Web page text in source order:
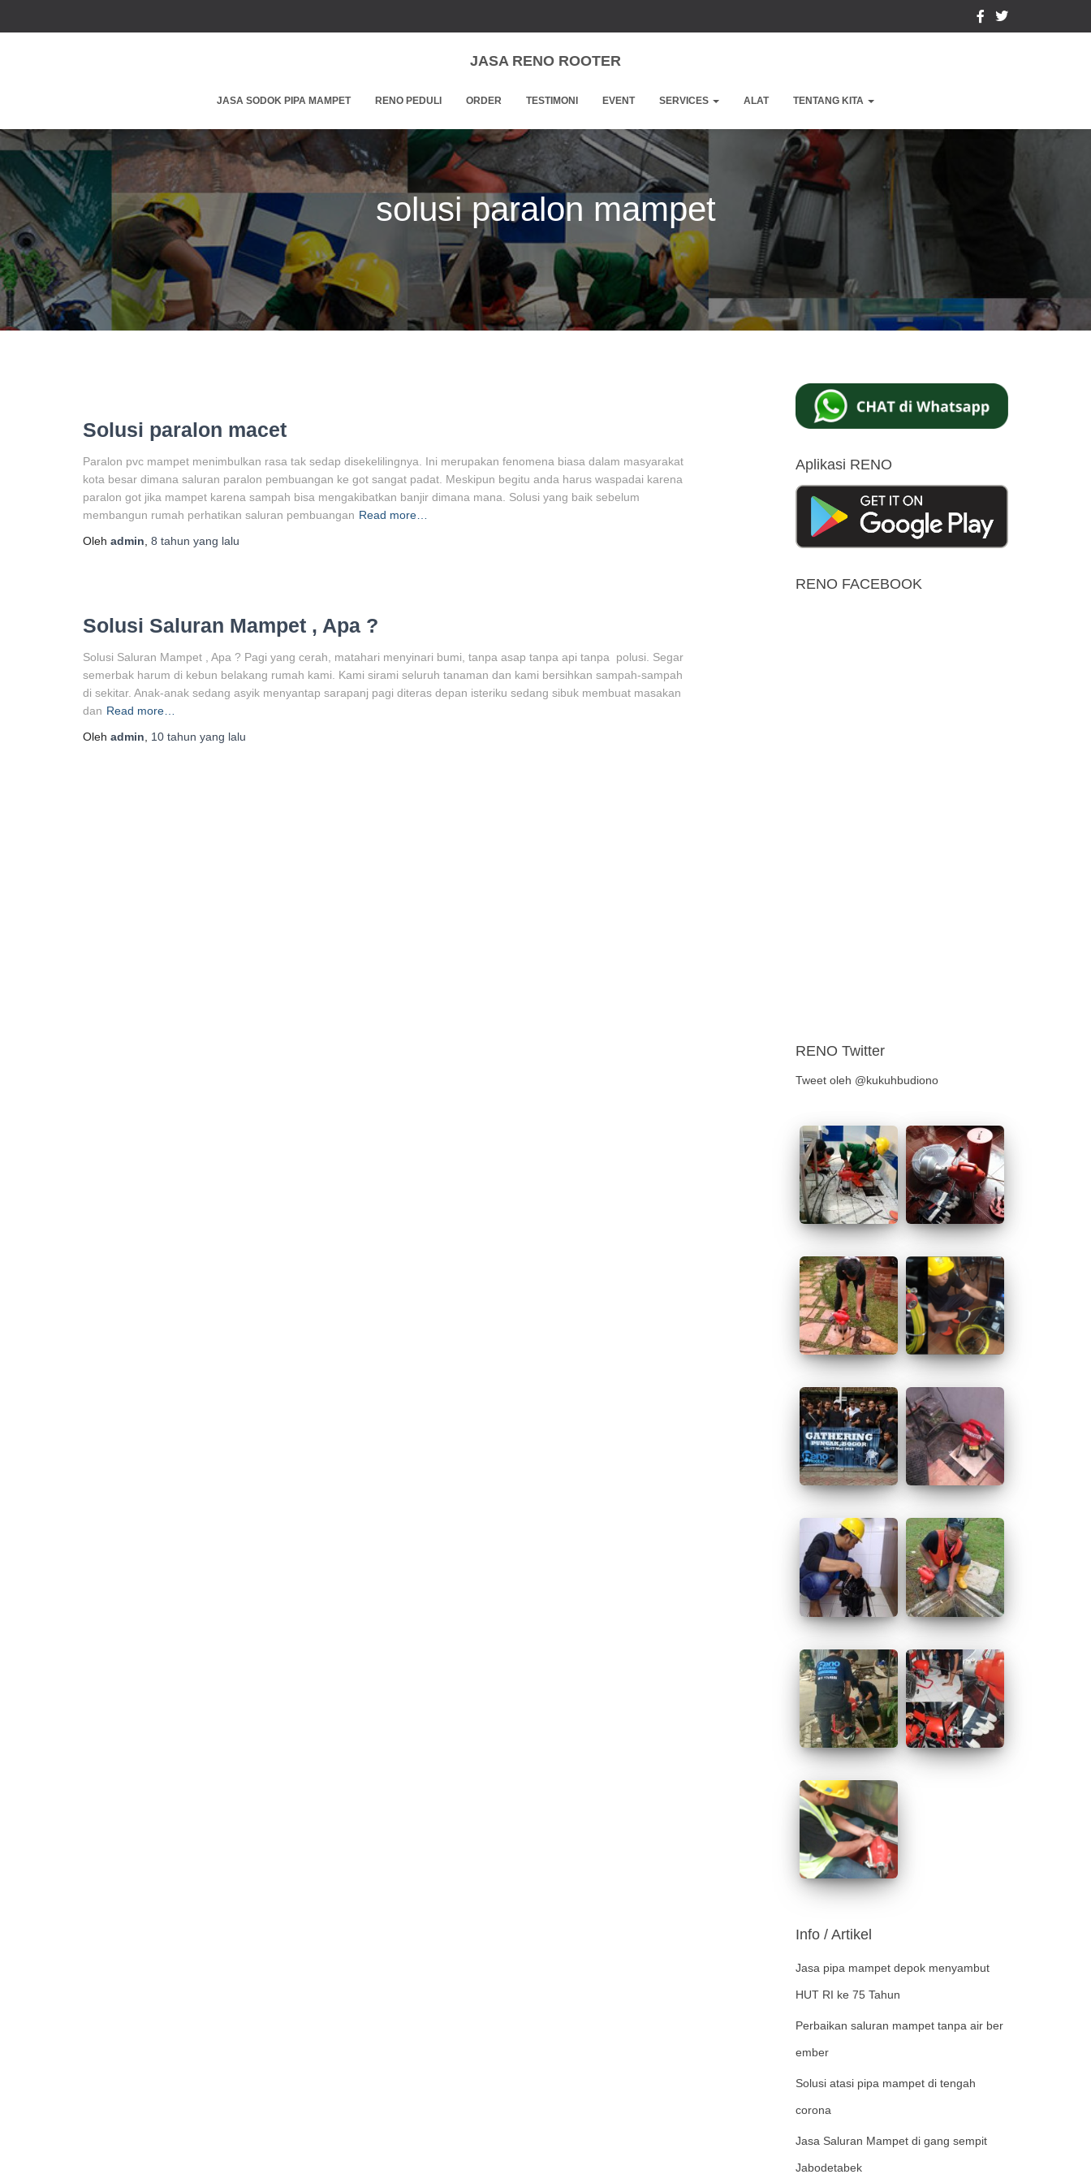
JASA RENO ROOTER
JASA SODOK PIPA MAMPET RENO PEDULI ORDER TESTIMONI EVENT SERVICES ALAT TENTANG KITA
solusi paralon mampet
Solusi paralon macet
Paralon pvc mampet menimbulkan rasa tak sedap disekelilingnya. Ini merupakan fenomena biasa dalam masyarakat
kota besar dimana saluran paralon pembuangan ke got sangat padat. Meskipun begitu anda harus waspadai karena
paralon got jika mampet karena sampah bisa mengakibatkan banjir dimana mana. Solusi yang baik sebelum
membangun rumah perhatikan saluran pembuangan Read more…
Oleh admin 8 tahun yang lalu
Solusi Saluran Mampet , Apa ?
Solusi Saluran Mampet , Apa ? Pagi yang cerah, matahari menyinari bumi, tanpa asap tanpa api tanpa polusi. Segar
semerbak harum di kebun belakang rumah kami. Kami sirami seluruh tanaman dan kami bersihkan sampah-sampah
di sekitar. Anak-anak sedang asyik menyantap sarapanj pagi diteras depan isteriku sedang sibuk membuat masakan
dan Read more…
Oleh admin 10 tahun yang lalu
Aplikasi RENO
RENO FACEBOOK
RENO Twitter
Tweet oleh @kukuhbudiono
Info / Artikel
Jasa pipa mampet depok menyambut
HUT RI ke 75 Tahun
Perbaikan saluran mampet tanpa air ber
ember
Solusi atasi pipa mampet di tengah
corona
Jasa Saluran Mampet di gang sempit
Jabodetabek